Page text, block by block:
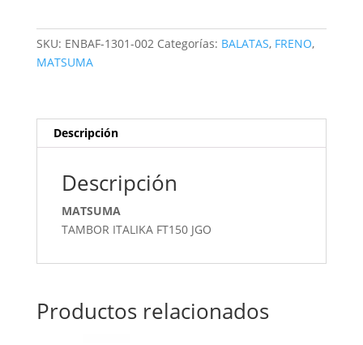
SKU: ENBAF-1301-002 Categorías: BALATAS, FRENO,
MATSUMA
Descripción
Descripción
MATSUMA
TAMBOR ITALIKA FT150 JGO
Productos relacionados